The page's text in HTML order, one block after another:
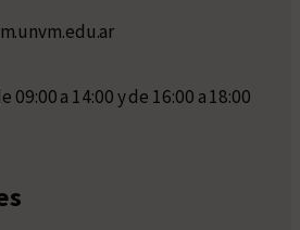
09:00 a 14:00 y de 16:00 a 18:00